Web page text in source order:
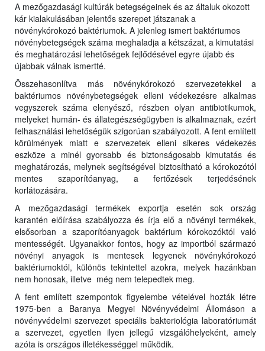
A mezőgazdasági kultúrák betegségeinek és az általuk okozott
kár kialakulásában jelentős szerepet játszanak a
növénykórokozó baktériumok. A jelenleg ismert baktériumos
növénybetegségek száma meghaladja a kétszázat, a kimutatási
és meghatározási lehetőségek fejlődésével egyre újabb és
újabbak válnak ismertté.
Összehasonlítva más növénykórokozó szervezetekkel a
baktériumos növénybetegségek elleni védekezésre alkalmas
vegyszerek száma elenyésző, részben olyan antibiotikumok,
melyeket humán- és állategészségügyben is alkalmaznak, ezért
felhasználási lehetőségük szigorúan szabályozott. A fent említett
körülmények miatt e szervezetek elleni sikeres védekezés
eszköze a minél gyorsabb és biztonságosabb kimutatás és
meghatározás, melynek segítségével biztosítható a kórokozótól
mentes szaporítóanyag, a fertőzések terjedésének
korlátozására.
A mezőgazdasági termékek exportja esetén sok ország
karantén előírása szabályozza és írja elő a növényi termékek,
elsősorban a szaporítóanyagok baktérium kórokozóktól való
mentességét. Ugyanakkor fontos, hogy az importból származó
növényi anyagok is mentesek legyenek növénykórokozó
baktériumoktól, különös tekintettel azokra, melyek hazánkban
nem honosak, illetve még nem telepedtek meg.
A fent említett szempontok figyelembe vételével hozták létre
1975-ben a Baranya Megyei Növényvédelmi Állomáson a
növényvédelmi szervezet speciális bakteriológia laboratóriumát
a szervezet, egyetlen ilyen jellegű vizsgálóhelyeként, amely
azóta is országos illetékességgel működik.